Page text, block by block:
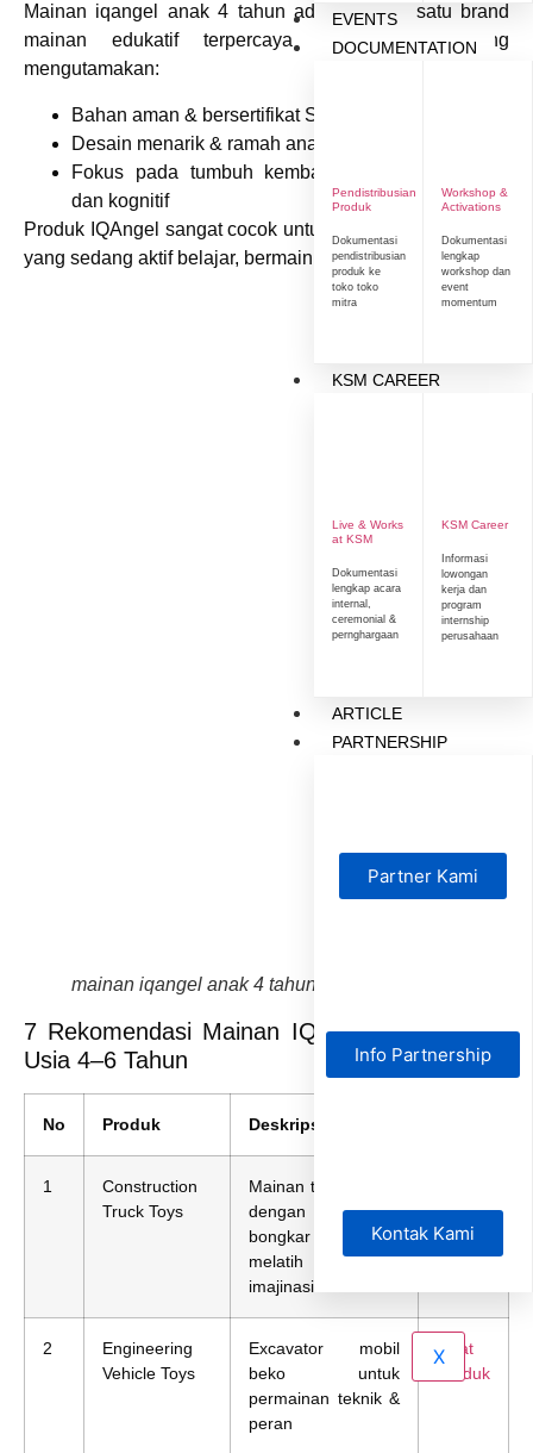
EVENTS
DOCUMENTATION
Pendistribusian
Produk
Dokumentasi
pendistribusian
produk ke
toko toko
mitra
Workshop &
Activations
Dokumentasi
lengkap
workshop dan
event
momentum
KSM CAREER
Live & Works
at KSM
Dokumentasi
lengkap acara
internal,
ceremonial &
pernghargaan
KSM Career
Informasi
lowongan
kerja dan
program
internship
perusahaan
ARTICLE
PARTNERSHIP
Partner Kami
Info Partnership
Kontak Kami
X
Mainan iqangel anak 4 tahun adalah salah satu brand
mainan edukatif terpercaya di Indonesia yang
mengutamakan:
Bahan aman & bersertifikat SNI
Desain menarik & ramah anak
Fokus pada tumbuh kembang motorik, sensorik,
dan kognitif
Produk IQAngel sangat cocok untuk anak usia 4–6 tahun
yang sedang aktif belajar, bermain, dan berinteraksi.
mainan iqangel anak 4 tahun
7 Rekomendasi Mainan IQAngel untuk Anak
Usia 4–6 Tahun
No Produk Deskripsi Singkat
1
Construction
Truck Toys
Mainan transportasi
dengan aktivitas
bongkar muat,
melatih motorik &
imajinasi
Produk
2
Engineering
Vehicle Toys
Excavator mobil
beko untuk
permainan teknik &
peran
Lihat
Produk